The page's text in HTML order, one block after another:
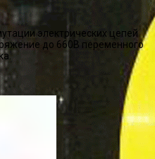
электрических цепей
до 660В переменного